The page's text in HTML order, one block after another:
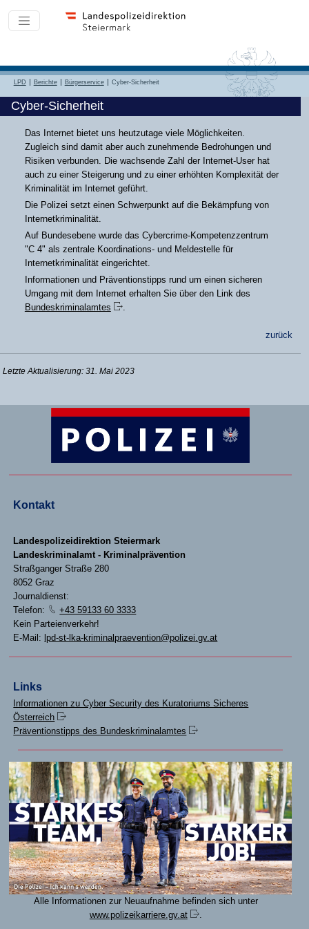
LPD Berichte Bürgerservice Cyber-Sicherheit
Cyber-Sicherheit
Das Internet bietet uns heutzutage viele Möglichkeiten.
Zugleich sind damit aber auch zunehmende Bedrohungen und
Risiken verbunden. Die wachsende Zahl der Internet-User hat
auch zu einer Steigerung und zu einer erhöhten Komplexität der
Kriminalität im Internet geführt.
Die Polizei setzt einen Schwerpunkt auf die Bekämpfung von
Internetkriminalität.
Auf Bundesebene wurde das Cybercrime-Kompetenzzentrum
"C 4" als zentrale Koordinations- und Meldestelle für
Internetkriminalität eingerichtet.
Informationen und Präventionstipps rund um einen sicheren
Umgang mit dem Internet erhalten Sie über den Link des
Bundeskriminalamtes
.
zurück
Letzte Aktualisierung: 31. Mai 2023
Kontakt
Landespolizeidirektion Steiermark
Landeskriminalamt - Kriminalprävention
Straßganger Straße 280
8052 Graz
Journaldienst:
Telefon:
+43 59133 60 3333
Kein Parteienverkehr!
E-Mail: lpd-st-lka-kriminalpraevention@polizei.gv.at
Links
Informationen zu Cyber Security des Kuratoriums Sicheres
Österreich
Präventionstipps des Bundeskriminalamtes
Alle Informationen zur Neuaufnahme befinden sich unter
www.polizeikarriere.gv.at
.